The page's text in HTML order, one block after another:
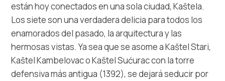
+385 21 227 933
info@kastela-info.hr
están hoy conectados en una sola ciudad, Kaštela.
Los siete son una verdadera delicia para todos los
enamorados del pasado, la arquitectura y las
hermosas vistas. Ya sea que se asome a Kaštel Stari,
Kaštel Kambelovac o Kaštel Sućurac con la torre
defensiva más antigua (1392), se dejará seducir por